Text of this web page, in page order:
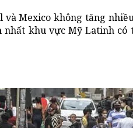
Mexico không tăng
khu vực Mỹ Latinh có